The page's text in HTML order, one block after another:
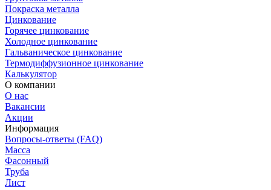
Покраска металла
Цинкование
Горячее цинкование
Холодное цинкование
Гальваническое цинкование
Термодиффузионное цинкование
Калькулятор
О компании
О нас
Вакансии
Акции
Информация
Вопросы-ответы (FAQ)
Масса
Фасонный
Труба
Лист